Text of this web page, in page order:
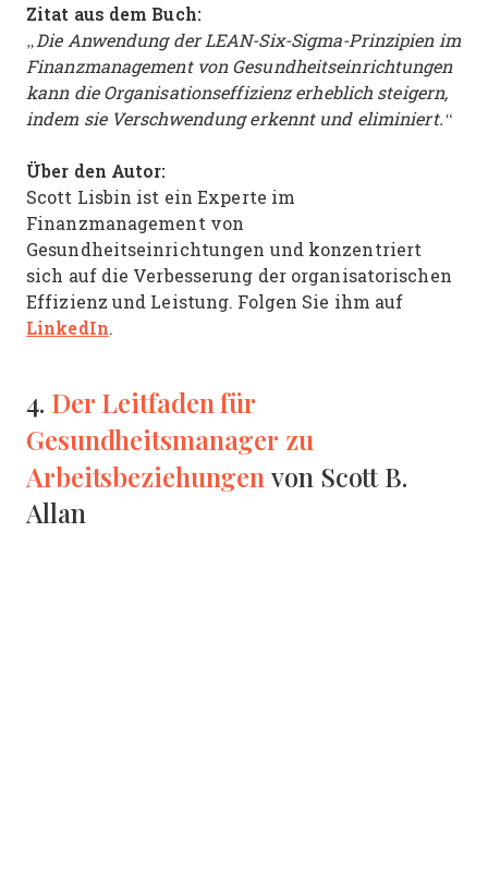
Zitat aus dem Buch:
„Die Anwendung der LEAN-Six-Sigma-Prinzipien im
Finanzmanagement von Gesundheitseinrichtungen
kann die Organisationseffizienz erheblich steigern,
indem sie Verschwendung erkennt und eliminiert.“
Über den Autor:
Scott Lisbin ist ein Experte im
Finanzmanagement von
Gesundheitseinrichtungen und konzentriert
sich auf die Verbesserung der organisatorischen
Effizienz und Leistung. Folgen Sie ihm auf
LinkedIn.
4. Der Leitfaden für
Gesundheitsmanager zu
Arbeitsbeziehungenvon Scott B.
Allan